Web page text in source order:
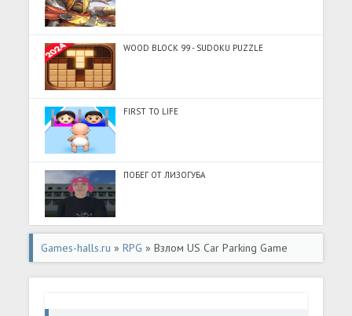
WOOD BLOCK 99 - SUDOKU PUZZLE
FIRST TO LIFE
ПОБЕГ ОТ ЛИЗОГУБА
Games-halls.ru »RPG » Взлом US Car Parking Game
2024 [МОД Много денег] - стабильная версия apk на